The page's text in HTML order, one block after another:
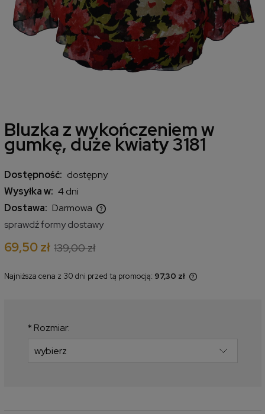
Bluzka z wykończeniem w
gumkę, duże kwiaty 3181
Dostępność: dostępny
Wysyłka w: 4 dni
Dostawa: Darmowa
Cena nie zawiera ewentualnych kosztów płatności
sprawdź formy dostawy
69,50 zł 139,00 zł
Najniższa cena z 30 dni przed tą promocją: 97,30 zł
* Rozmiar: